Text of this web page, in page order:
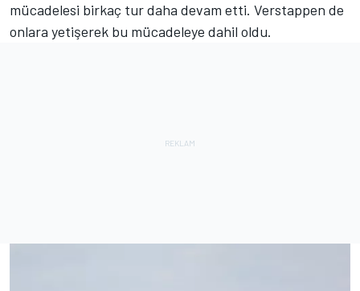
mücadelesi birkaç tur daha devam etti. Verstappen de
onlara yetişerek bu mücadeleye dahil oldu.